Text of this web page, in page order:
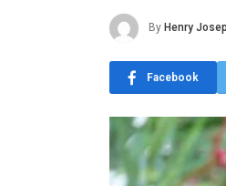
By Henry
Facebook